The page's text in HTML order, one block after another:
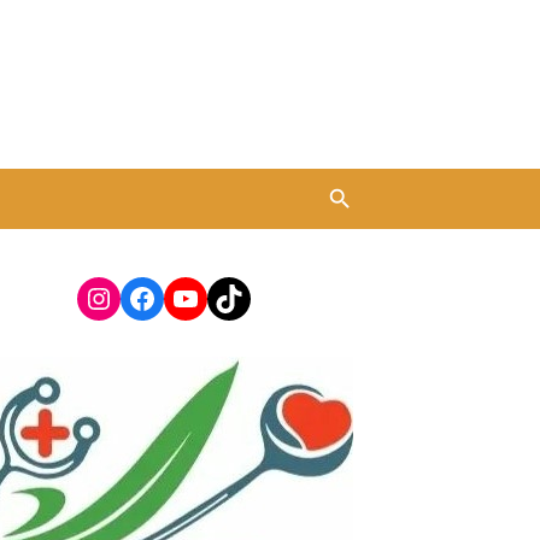
Instagram
Facebook
YouTube
TikTok